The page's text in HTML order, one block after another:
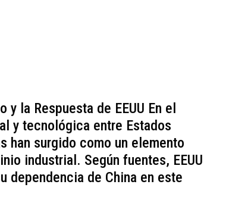
la Respuesta de EEUU En el
y tecnológica entre Estados
han surgido como un elemento
industrial. Según fuentes, EEUU
dependencia de China en este